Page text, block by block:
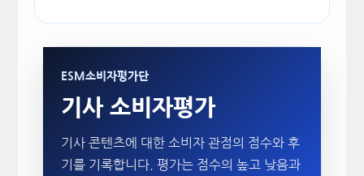
ESM소비자평가단
기사 소비자평가
기사 콘텐츠에 대한 소비자 관점의 점수와 후
기를 기록합니다. 평가는 점수의 높고 낮음과